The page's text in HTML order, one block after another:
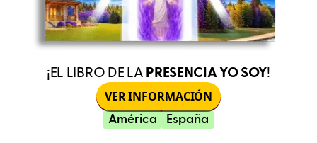
¡EL LIBRO DE LA PRESENCIA YO SOY!
VER INFORMACIÓN
América España